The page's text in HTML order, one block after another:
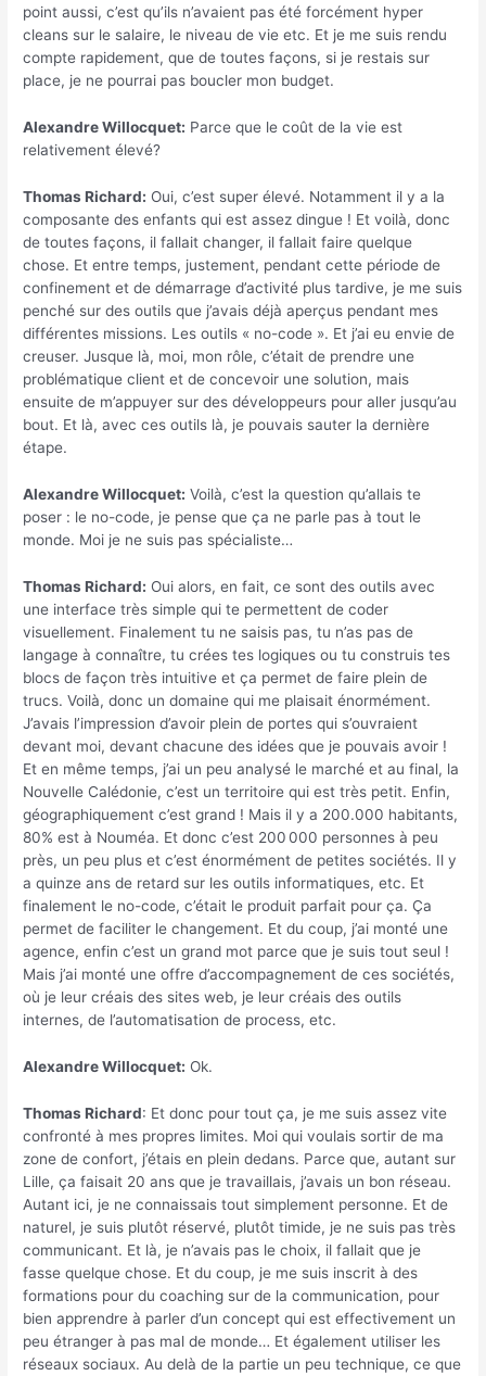
point aussi, c’est qu’ils n’avaient pas été forcément hyper
cleans sur le salaire, le niveau de vie etc. Et je me suis rendu
compte rapidement, que de toutes façons, si je restais sur
place, je ne pourrai pas boucler mon budget.
Alexandre Willocquet: Parce que le coût de la vie est
relativement élevé?
Thomas Richard: Oui, c’est super élevé. Notamment il y a la
composante des enfants qui est assez dingue ! Et voilà, donc
de toutes façons, il fallait changer, il fallait faire quelque
chose. Et entre temps, justement, pendant cette période de
confinement et de démarrage d’activité plus tardive, je me suis
penché sur des outils que j’avais déjà aperçus pendant mes
différentes missions. Les outils « no-code ». Et j’ai eu envie de
creuser. Jusque là, moi, mon rôle, c’était de prendre une
problématique client et de concevoir une solution, mais
ensuite de m’appuyer sur des développeurs pour aller jusqu’au
bout. Et là, avec ces outils là, je pouvais sauter la dernière
étape.
Alexandre Willocquet: Voilà, c’est la question qu’allais te
poser : le no-code, je pense que ça ne parle pas à tout le
monde. Moi je ne suis pas spécialiste…
Thomas Richard: Oui alors, en fait, ce sont des outils avec
une interface très simple qui te permettent de coder
visuellement. Finalement tu ne saisis pas, tu n’as pas de
langage à connaître, tu crées tes logiques ou tu construis tes
blocs de façon très intuitive et ça permet de faire plein de
trucs. Voilà, donc un domaine qui me plaisait énormément.
J’avais l’impression d’avoir plein de portes qui s’ouvraient
devant moi, devant chacune des idées que je pouvais avoir !
Et en même temps, j’ai un peu analysé le marché et au final, la
Nouvelle Calédonie, c’est un territoire qui est très petit. Enfin,
géographiquement c’est grand ! Mais il y a 200.000 habitants,
80% est à Nouméa. Et donc c’est 200 000 personnes à peu
près, un peu plus et c’est énormément de petites sociétés. Il y
a quinze ans de retard sur les outils informatiques, etc. Et
finalement le no-code, c’était le produit parfait pour ça. Ça
permet de faciliter le changement. Et du coup, j’ai monté une
agence, enfin c’est un grand mot parce que je suis tout seul !
Mais j’ai monté une offre d’accompagnement de ces sociétés,
où je leur créais des sites web, je leur créais des outils
internes, de l’automatisation de process, etc.
Alexandre Willocquet: Ok.
Thomas Richard: Et donc pour tout ça, je me suis assez vite
confronté à mes propres limites. Moi qui voulais sortir de ma
zone de confort, j’étais en plein dedans. Parce que, autant sur
Lille, ça faisait 20 ans que je travaillais, j’avais un bon réseau.
Autant ici, je ne connaissais tout simplement personne. Et de
naturel, je suis plutôt réservé, plutôt timide, je ne suis pas très
communicant. Et là, je n’avais pas le choix, il fallait que je
fasse quelque chose. Et du coup, je me suis inscrit à des
formations pour du coaching sur de la communication, pour
bien apprendre à parler d’un concept qui est effectivement un
peu étranger à pas mal de monde… Et également utiliser les
réseaux sociaux. Au delà de la partie un peu technique, ce que